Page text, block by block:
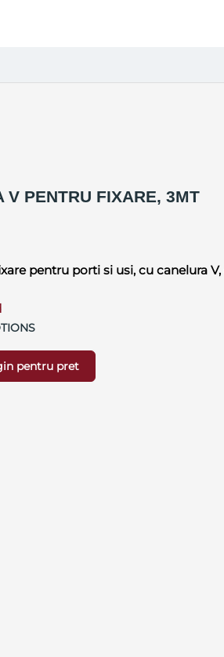
V PENTRU FIXARE, 3MT
pentru porti si usi, cu canelura
pentru pret